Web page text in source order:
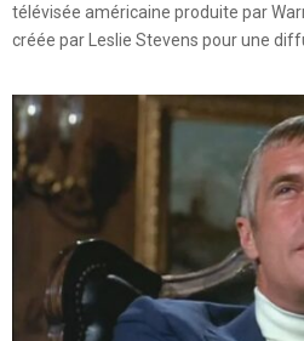
télévisée américaine produite par
créée par Leslie Stevens pour une